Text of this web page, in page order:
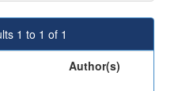
1 to 1 of 1
Author(s)